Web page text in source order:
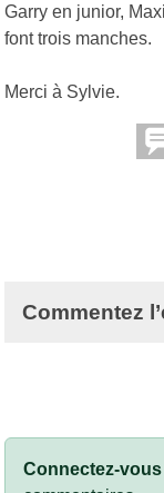
Garry en junior,
font trois manches.
Merci à Sylvie.
Commentez
Connectez-vous